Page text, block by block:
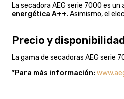
La secadora AEG serie 7000 es
energética A++. Asimismo, el
Precio y
La gama de secadoras AEG
*Para más información: